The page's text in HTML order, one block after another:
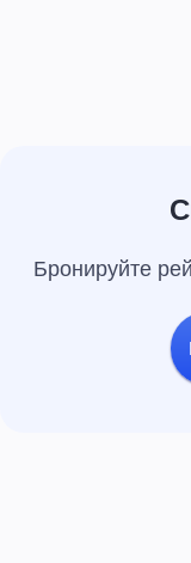
Бронируйте